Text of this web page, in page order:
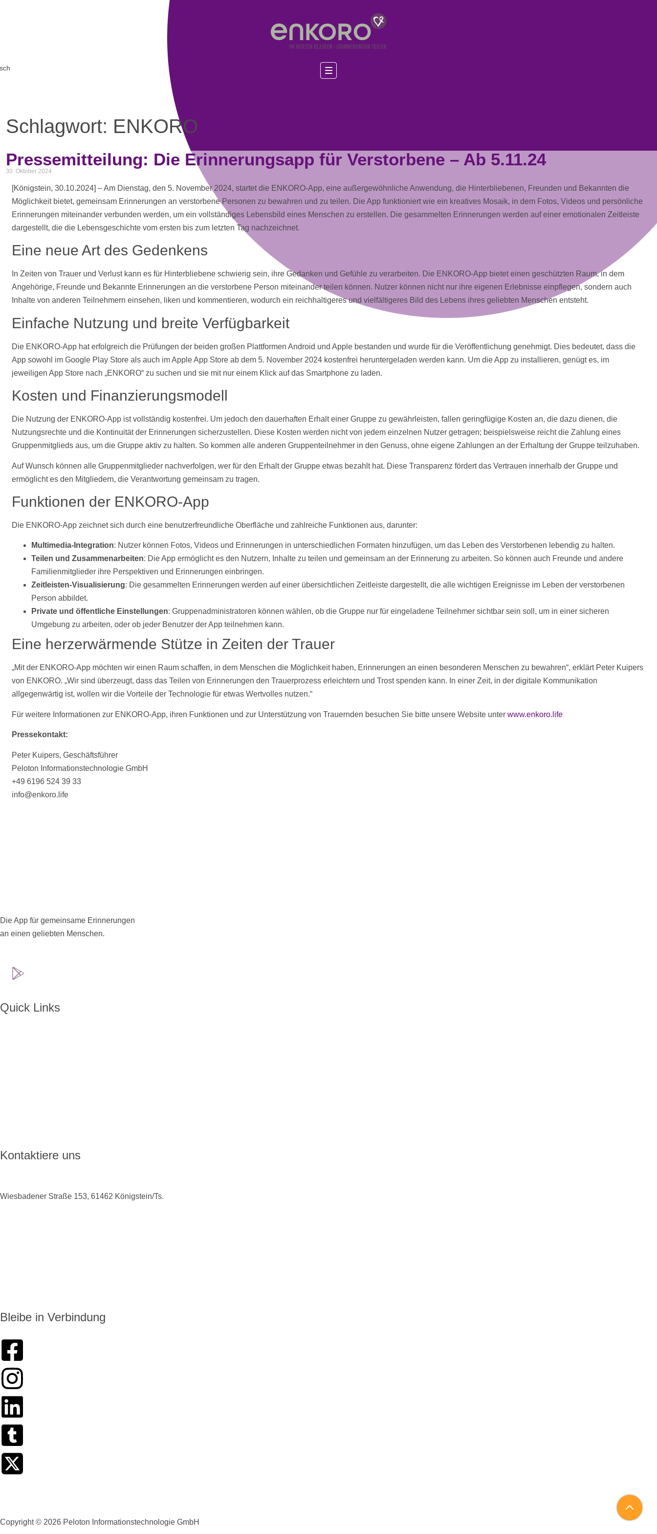
Schlagwort: ENKORO
Pressemitteilung: Die Erinnerungsapp für Verstorbene – Ab 5.11.24
30. Oktober 2024
[Königstein, 30.10.2024] – Am Dienstag, den 5. November 2024, startet die ENKORO-App, eine außergewöhnliche Anwendung, die Hinterbliebenen, Freunden und Bekannten die
Möglichkeit bietet, gemeinsam Erinnerungen an verstorbene Personen zu bewahren und zu teilen. Die App funktioniert wie ein kreatives Mosaik, in dem Fotos, Videos und persönliche
Erinnerungen miteinander verbunden werden, um ein vollständiges Lebensbild eines Menschen zu erstellen. Die gesammelten Erinnerungen werden auf einer emotionalen Zeitleiste
dargestellt, die die Lebensgeschichte vom ersten bis zum letzten Tag nachzeichnet.
Eine neue Art des Gedenkens
In Zeiten von Trauer und Verlust kann es für Hinterbliebene schwierig sein, ihre Gedanken und Gefühle zu verarbeiten. Die ENKORO-App bietet einen geschützten Raum, in dem
Angehörige, Freunde und Bekannte Erinnerungen an die verstorbene Person miteinander teilen können. Nutzer können nicht nur ihre eigenen Erlebnisse einpflegen, sondern auch
Inhalte von anderen Teilnehmern einsehen, liken und kommentieren, wodurch ein reichhaltigeres und vielfältigeres Bild des Lebens ihres geliebten Menschen entsteht.
Einfache Nutzung und breite Verfügbarkeit
Die ENKORO-App hat erfolgreich die Prüfungen der beiden großen Plattformen Android und Apple bestanden und wurde für die Veröffentlichung genehmigt. Dies bedeutet, dass die
App sowohl im Google Play Store als auch im Apple App Store ab dem 5. November 2024 kostenfrei heruntergeladen werden kann. Um die App zu installieren, genügt es, im
jeweiligen App Store nach „ENKORO“ zu suchen und sie mit nur einem Klick auf das Smartphone zu laden.
Kosten und Finanzierungsmodell
Die Nutzung der ENKORO-App ist vollständig kostenfrei. Um jedoch den dauerhaften Erhalt einer Gruppe zu gewährleisten, fallen geringfügige Kosten an, die dazu dienen, die
Nutzungsrechte und die Kontinuität der Erinnerungen sicherzustellen. Diese Kosten werden nicht von jedem einzelnen Nutzer getragen; beispielsweise reicht die Zahlung eines
Gruppenmitglieds aus, um die Gruppe aktiv zu halten. So kommen alle anderen Gruppenteilnehmer in den Genuss, ohne eigene Zahlungen an der Erhaltung der Gruppe teilzuhaben.
Auf Wunsch können alle Gruppenmitglieder nachverfolgen, wer für den Erhalt der Gruppe etwas bezahlt hat. Diese Transparenz fördert das Vertrauen innerhalb der Gruppe und
ermöglicht es den Mitgliedern, die Verantwortung gemeinsam zu tragen.
Funktionen der ENKORO-App
Die ENKORO-App zeichnet sich durch eine benutzerfreundliche Oberfläche und zahlreiche Funktionen aus, darunter:
Multimedia-Integration: Nutzer können Fotos, Videos und Erinnerungen in unterschiedlichen Formaten hinzufügen, um das Leben des Verstorbenen lebendig zu halten.
Teilen und Zusammenarbeiten: Die App ermöglicht es den Nutzern, Inhalte zu teilen und gemeinsam an der Erinnerung zu arbeiten. So können auch Freunde und andere
Familienmitglieder ihre Perspektiven und Erinnerungen einbringen.
Zeitleisten-Visualisierung: Die gesammelten Erinnerungen werden auf einer übersichtlichen Zeitleiste dargestellt, die alle wichtigen Ereignisse im Leben der verstorbenen
Person abbildet.
Private und öffentliche Einstellungen: Gruppenadministratoren können wählen, ob die Gruppe nur für eingeladene Teilnehmer sichtbar sein soll, um in einer sicheren
Umgebung zu arbeiten, oder ob jeder Benutzer der App teilnehmen kann.
Eine herzerwärmende Stütze in Zeiten der Trauer
„Mit der ENKORO-App möchten wir einen Raum schaffen, in dem Menschen die Möglichkeit haben, Erinnerungen an einen besonderen Menschen zu bewahren“, erklärt Peter Kuipers
von ENKORO. „Wir sind überzeugt, dass das Teilen von Erinnerungen den Trauerprozess erleichtern und Trost spenden kann. In einer Zeit, in der digitale Kommunikation
allgegenwärtig ist, wollen wir die Vorteile der Technologie für etwas Wertvolles nutzen.“
Für weitere Informationen zur ENKORO-App, ihren Funktionen und zur Unterstützung von Trauernden besuchen Sie bitte unsere Website unter www.enkoro.life
Pressekontakt:
Peter Kuipers, Geschäftsführer
Peloton Informationstechnologie GmbH
+49 6196 524 39 33
info@enkoro.life
Die App für gemeinsame Erinnerungen
an einen geliebten Menschen.
Quick Links
Kontaktiere uns
Wiesbadener Straße 153, 61462 Königstein/Ts.
Bleibe in Verbindung
Copyright © 2026 Peloton Informationstechnologie GmbH